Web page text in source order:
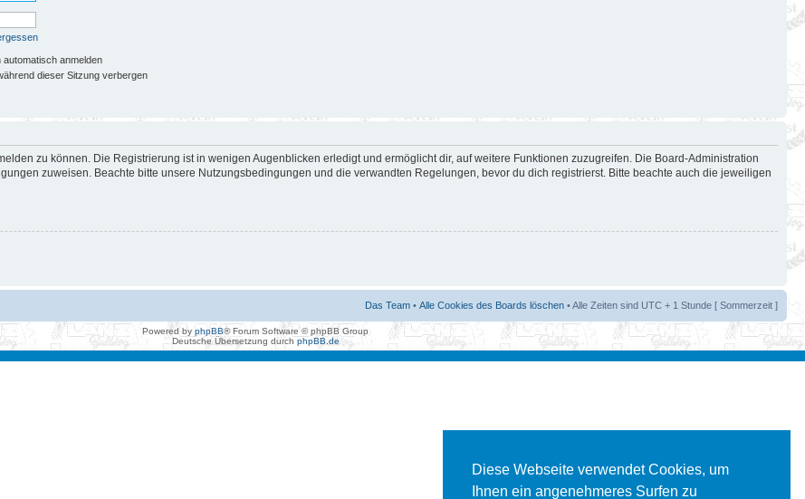
Diese Webseite verwendet Cookies, um
Ihnen ein angenehmeres Surfen zu
automatisch anmelden
dieser Sitzung verbergen
zu können. Die Registrierung ist in wenigen Augenblicken erledigt und ermöglicht dir, auf weitere Funktionen zuzugreifen. Die Board-Administration
zuweisen. Beachte bitte unsere Nutzungsbedingungen und die verwandten Regelungen, bevor du dich registrierst. Bitte beachte auch die jeweiligen
Das Team • Alle Cookies des Boards löschen • Alle Zeiten sind UTC + 1 Stunde [ Sommerzeit ]
Powered by phpBB® Forum Software © phpBB Group
Deutsche Übersetzung durch phpBB.de